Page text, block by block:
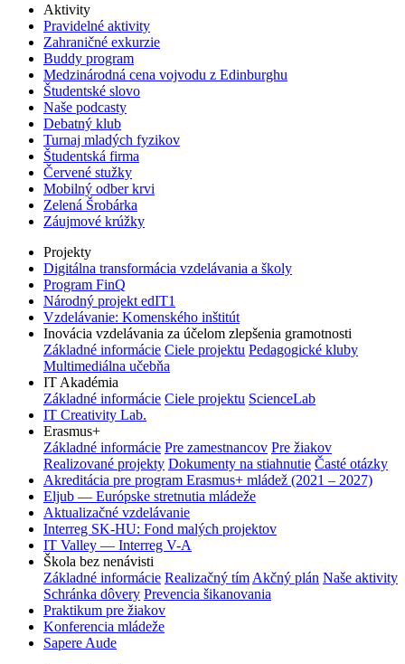
Aktivity
Pravidelné aktivity
Zahraničné exkurzie
Buddy program
Medzinárodná cena vojvodu z Edinburghu
Študentské slovo
Naše podcasty
Debatný klub
Turnaj mladých fyzikov
Študentská firma
Červené stužky
Mobilný odber krvi
Zelená Šrobárka
Záujmové krúžky
Projekty
Digitálna transformácia vzdelávania a školy
Program FinQ
Národný projekt edIT1
Vzdelávanie: Komenského inštitút
Inovácia vzdelávania za účelom zlepšenia gramotnosti
Základné informácie Ciele projektu Pedagogické kluby
Multimediálna učebňa
IT Akadémia
Základné informácie Ciele projektu ScienceLab
IT Creativity Lab.
Erasmus+
Základné informácie Pre zamestnancov Pre žiakov
Realizované projekty Dokumenty na stiahnutie Časté otázky
Akreditácia pre program Erasmus+ mládež (2021 – 2027)
Eljub — Európske stretnutia mládeže
Aktualizačné vzdelávanie
Interreg SK-HU: Fond malých projektov
IT Valley — Interreg V-A
Škola bez nenávisti
Základné informácie Realizačný tím Akčný plán Naše aktivity
Schránka dôvery Prevencia šikanovania
Praktikum pre žiakov
Konferencia mládeže
Sapere Aude